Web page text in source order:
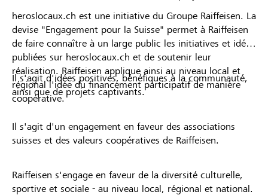
heroslocaux.ch est une initiative du Groupe Raiffeisen. La
devise "Engagement pour la Suisse" permet à Raiffeisen
de faire connaître à un large public les initiatives et idées
publiées sur heroslocaux.ch et de soutenir leur
réalisation. Raiffeisen applique ainsi au niveau local et
régional l'idée du financement participatif de manière
coopérative.
Il s'agit d'idées positives, bénéfiques à la communauté,
ainsi que de projets captivants.
Il s'agit d'un engagement en faveur des associations
suisses et des valeurs coopératives de Raiffeisen.
Raiffeisen s'engage en faveur de la diversité culturelle,
sportive et sociale - au niveau local, régional et national.